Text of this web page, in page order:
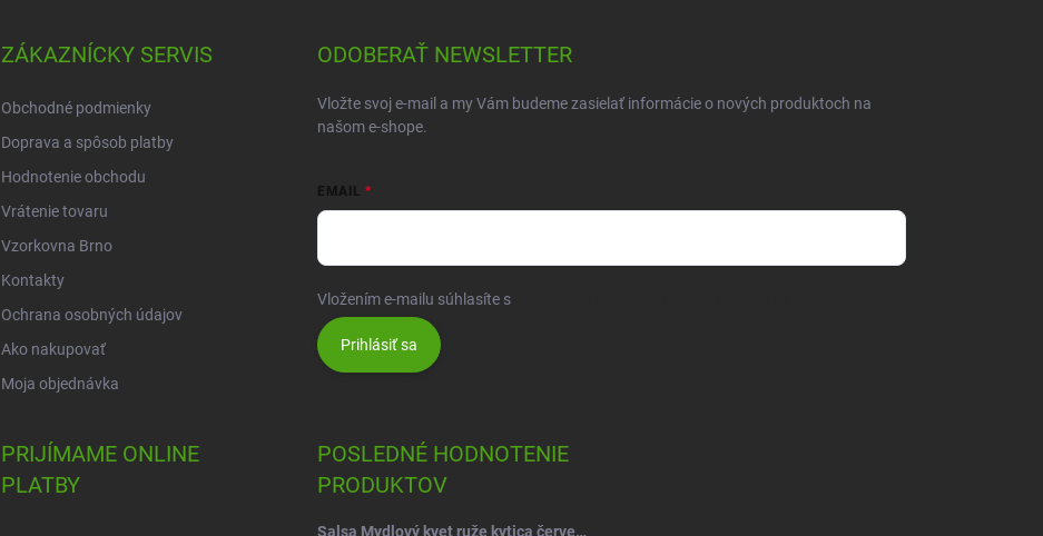
ZÁKAZNÍCKY SERVIS
Obchodné podmienky
Doprava a spôsob platby
Hodnotenie obchodu
Vrátenie tovaru
Vzorkovna Brno
Kontakty
Ochrana osobných údajov
Ako nakupovať
Moja objednávka
ODOBERAŤ NEWSLETTER
Vložte svoj e-mail a my Vám budeme zasielať informácie o nových produktoch na
našom e-shope.
EMAIL
Vložením e-mailu súhlasíte s
Prihlásiť sa
PRIJÍMAME ONLINE
PLATBY
POSLEDNÉ HODNOTENIE
PRODUKTOV
Salsa Mydlový kvet ruže kytica červeno-vínová